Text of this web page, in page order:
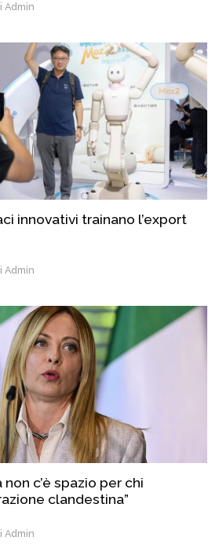
Admin
innovativi trainano l’export
Admin
non c’è spazio per chi
clandestina”
Admin